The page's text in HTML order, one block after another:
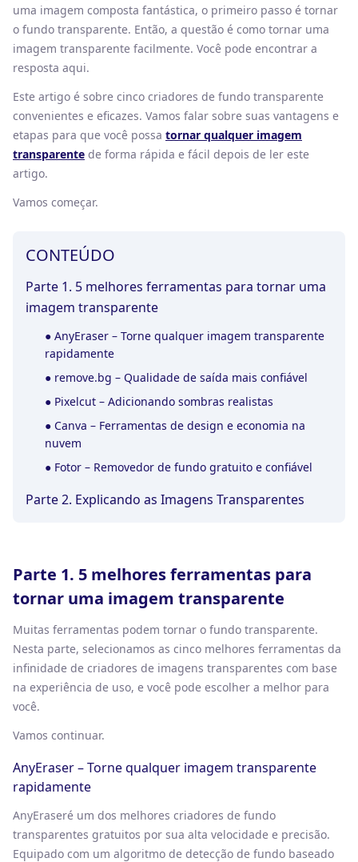
uma imagem composta fantástica, o primeiro passo é tornar
o fundo transparente. Então, a questão é como tornar uma
imagem transparente facilmente. Você pode encontrar a
resposta aqui.
Este artigo é sobre cinco criadores de fundo transparente
convenientes e eficazes. Vamos falar sobre suas vantagens e
etapas para que você possa tornar qualquer imagem
transparente de forma rápida e fácil depois de ler este
artigo.
Vamos começar.
CONTEÚDO
Parte 1. 5 melhores ferramentas para tornar uma
imagem transparente
● AnyEraser – Torne qualquer imagem transparente
rapidamente
● remove.bg – Qualidade de saída mais confiável
● Pixelcut – Adicionando sombras realistas
● Canva – Ferramentas de design e economia na
nuvem
● Fotor – Removedor de fundo gratuito e confiável
Parte 2. Explicando as Imagens Transparentes
Parte 1. 5 melhores ferramentas para
tornar uma imagem transparente
Muitas ferramentas podem tornar o fundo transparente.
Nesta parte, selecionamos as cinco melhores ferramentas da
infinidade de criadores de imagens transparentes com base
na experiência de uso, e você pode escolher a melhor para
você.
Vamos continuar.
AnyEraser – Torne qualquer imagem transparente
rapidamente
AnyEraseré um dos melhores criadores de fundo
transparentes gratuitos por sua alta velocidade e precisão.
Equipado com um algoritmo de detecção de fundo baseado